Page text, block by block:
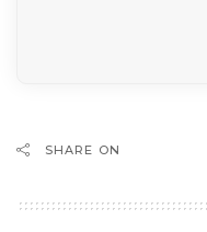
SHARE ON